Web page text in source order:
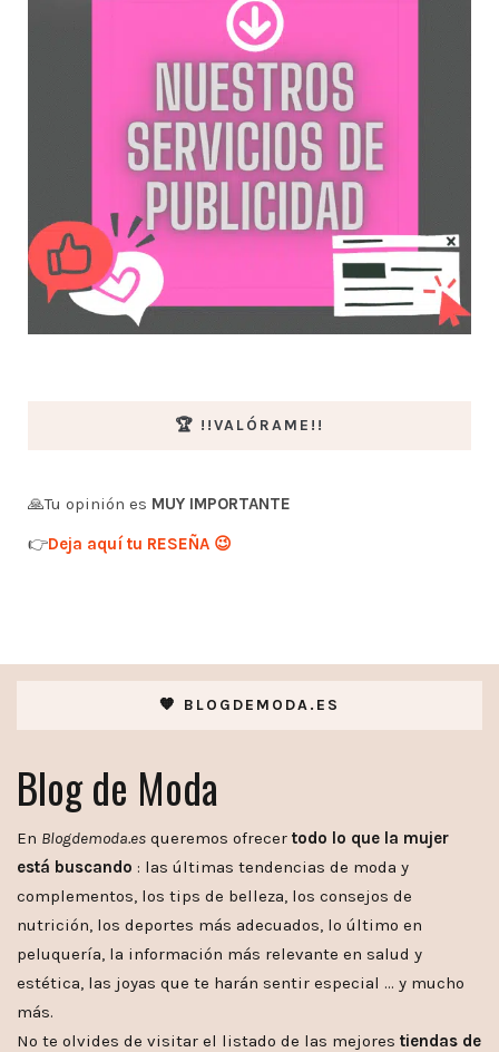
🏆 !!VALÓRAME!!
🙏Tu opinión es MUY IMPORTANTE
👉Deja aquí tu RESEÑA 😉
🧡 BLOGDEMODA.ES
Blog de Moda
En Blogdemoda.es queremos ofrecer todo lo que la mujer
está buscando : las últimas tendencias de moda y
complementos, los tips de belleza, los consejos de
nutrición, los deportes más adecuados, lo último en
peluquería, la información más relevante en salud y
estética, las joyas que te harán sentir especial … y mucho
más.
No te olvides de visitar el listado de las mejores tiendas de